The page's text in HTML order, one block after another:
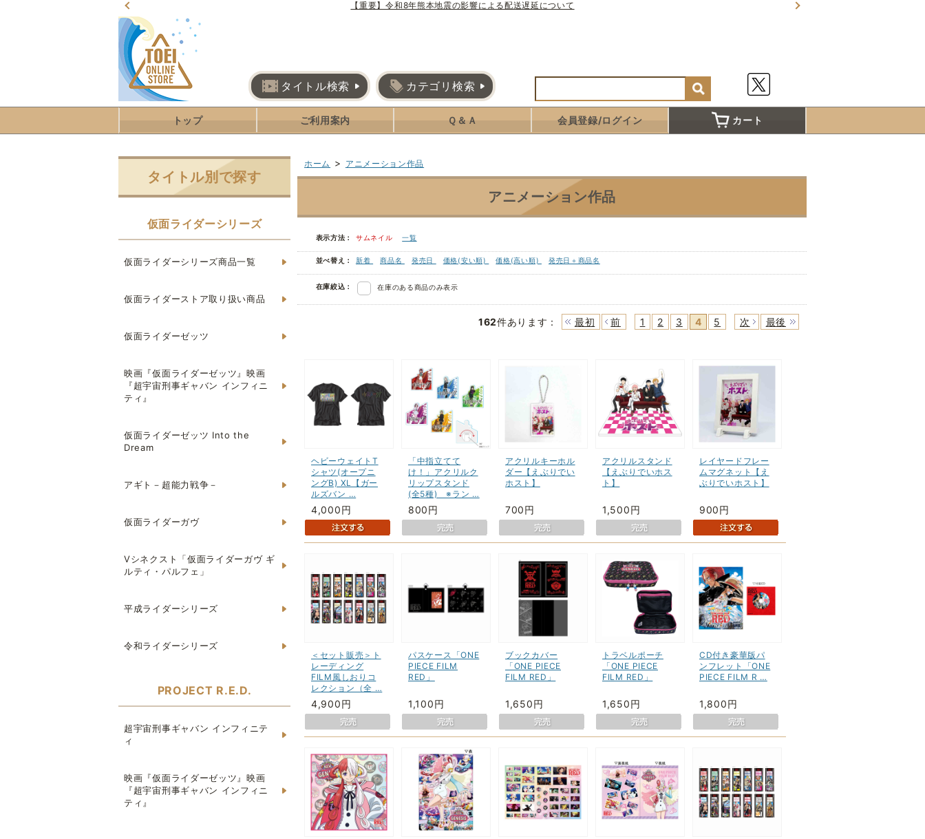
【重要】令和8年熊本地震の影響による配送遅延について
タイトル検索 カテゴリ検索
トップ ご利用案内 Ｑ＆Ａ 会員登録/ログイン カート
ホーム > アニメーション作品
アニメーション作品
表示方法： サムネイル 一覧
並べ替え： 新着 商品名 発売日 価格(安い順) 価格(高い順) 発売日＋商品名
在庫絞込： 在庫のある商品のみ表示
162件あります ： 最初 前 1 2 3 4 5 次 最後
ヘビーウェイトT
シャツ(オープニ
ングB) XL【ガー
ルズバン …
4,000円
「中指立てて
け！」アクリルク
リップスタンド
(全5種) ※ラン …
800円
アクリルキーホル
ダー【えぶりでい
ホスト】
700円
アクリルスタンド
【えぶりでいホス
ト】
1,500円
レイヤードフレー
ムマグネット【え
ぶりでいホスト】
900円
＜セット販売＞ト
レーディング
FILM風しおりコ
レクション（全 …
4,900円
パスケース「ONE
PIECE FILM
RED」
1,100円
ブックカバー
「ONE PIECE
FILM RED」
1,650円
トラベルポーチ
「ONE PIECE
FILM RED」
1,650円
CD付き豪華版パ
ンフレット「ONE
PIECE FILM R …
1,800円
タイトル別で探す
仮面ライダーシリーズ
仮面ライダーシリーズ商品一覧
仮面ライダーストア取り扱い商品
仮面ライダーゼッツ
映画『仮面ライダーゼッツ』映画
『超宇宙刑事ギャバン インフィニ
ティ』
仮面ライダーゼッツ Into the
Dream
アギト－超能力戦争－
仮面ライダーガヴ
Vシネクスト「仮面ライダーガヴ ギ
ルティ・パルフェ」
平成ライダーシリーズ
令和ライダーシリーズ
PROJECT R.E.D.
超宇宙刑事ギャバン インフィニテ
ィ
映画『仮面ライダーゼッツ』映画
『超宇宙刑事ギャバン インフィニ
ティ』